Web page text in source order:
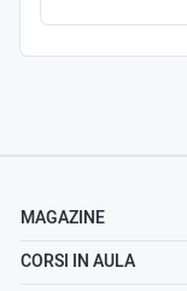
MAGAZINE
CORSI IN AULA